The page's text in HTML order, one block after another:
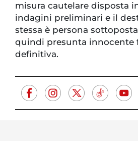
misura cautelare disposta
indagini preliminari e il
stessa è persona
quindi presunta innocente
definitiva.